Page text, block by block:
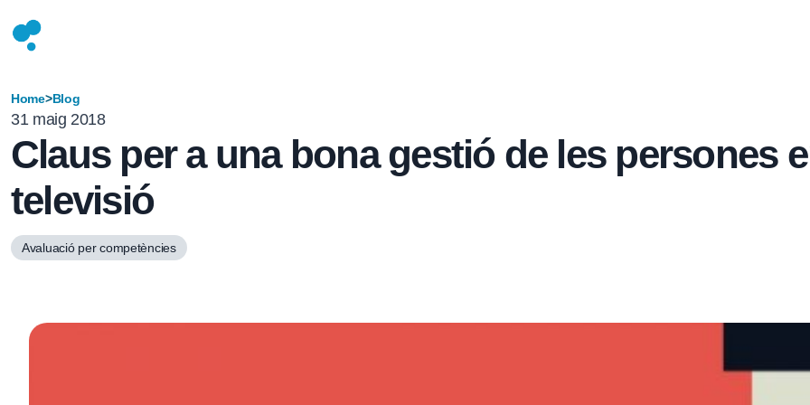
Home>Blog
31 maig 2018
Claus per a una bona gestió de les persones
televisió
Avaluació per competències